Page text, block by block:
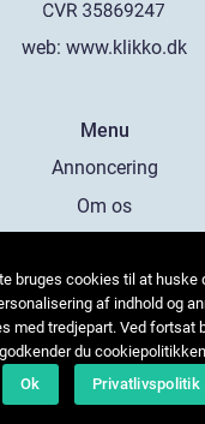
web: www.klikko.dk
Menu
Annoncering
Om os
Kontakt os
Sitemap
bruges cookies til at huske
af indhold og
med tredjepart. Ved fortsat
godkender du
Ok
Privatlivspolitik